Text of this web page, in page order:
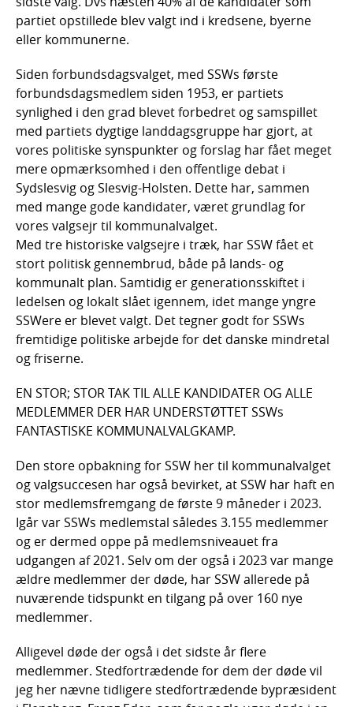
partiet opstillede blev valgt ind i kredsene, byerne
eller kommunerne.
Siden forbundsdagsvalget, med SSWs første
forbundsdagsmedlem siden 1953, er partiets
synlighed i den grad blevet forbedret og samspillet
med partiets dygtige landdagsgruppe har gjort, at
vores politiske synspunkter og forslag har fået meget
mere opmærksomhed i den offentlige debat i
Sydslesvig og Slesvig-Holsten. Dette har, sammen
med mange gode kandidater, været grundlag for
vores valgsejr til kommunalvalget.
Med tre historiske valgsejre i træk, har SSW fået et
stort politisk gennembrud, både på lands- og
kommunalt plan. Samtidig er generationsskiftet i
ledelsen og lokalt slået igennem, idet mange yngre
SSWere er blevet valgt. Det tegner godt for SSWs
fremtidige politiske arbejde for det danske mindretal
og friserne.
EN STOR; STOR TAK TIL ALLE KANDIDATER OG ALLE
MEDLEMMER DER HAR UNDERSTØTTET SSWs
FANTASTISKE KOMMUNALVALGKAMP.
Den store opbakning for SSW her til kommunalvalget
og valgsuccesen har også bevirket, at SSW har haft en
stor medlemsfremgang de første 9 måneder i 2023.
Igår var SSWs medlemstal således 3.155 medlemmer
og er dermed oppe på medlemsniveauet fra
udgangen af 2021. Selv om der også i 2023 var mange
ældre medlemmer der døde, har SSW allerede på
nuværende tidspunkt en tilgang på over 160 nye
medlemmer.
Alligevel døde der også i det sidste år flere
medlemmer. Stedfortrædende for dem der døde vil
jeg her nævne tidligere stedfortrædende bypræsident